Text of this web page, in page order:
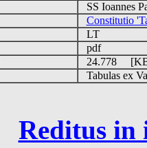
SS Ioannes
Constitutio
LT
pdf
24.778
Tabulas ex
Reditus in